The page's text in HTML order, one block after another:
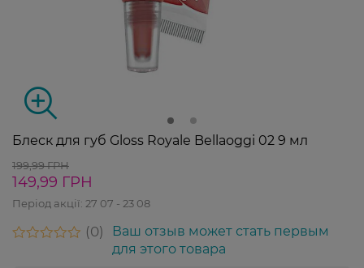
Блеск для губ Gloss Royale Bellaoggi 02 9 мл
199,99 ГРН
149,99 ГРН
Період акції: 27 07 - 23 08
0
Ваш отзыв может стать первым
для этого товара